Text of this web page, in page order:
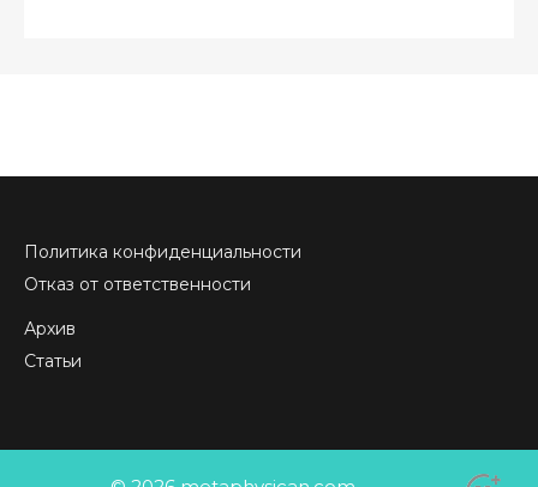
Политика конфиденциальности
Отказ от ответственности
Архив
Статьи